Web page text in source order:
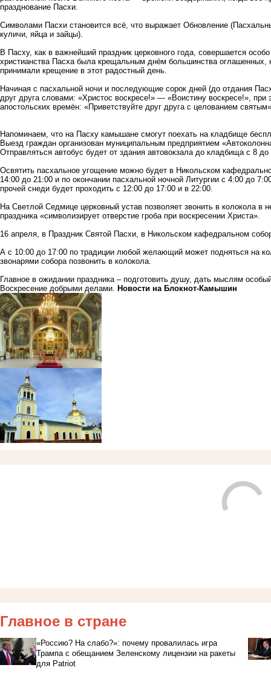
празднование Пасхи.
Символами Пасхи становится всё, что выражает Обновление
куличи, яйца и зайцы).
В Пасху, как в важнейший праздник церковного года, совершается
христианства Пасха была крещальным днём большинства оглашенных,
принимали крещение в этот радостный день.
Начиная с пасхальной ночи и последующие сорок дней (до отдания
друг друга словами: «Христос воскресе!» — «Воистину воскресе!», при
апостольских времён: «Приветствуйте друг друга с целованием
Напоминаем, что на Пасху камышане смогут поехать на кладбище
Выезд граждан организован муниципальным предприятием
Отправляться автобус будет от здания автовокзала до кладбища с 8 до
Освятить пасхальное угощение можно будет в Никольском
14:00 до 21:00 и по окончании пасхальной ночной Литургии с 4:00 до
прочей снеди будет проходить с 12:00 до 17:00 и в 22:00.
На Светлой Седмице церковный устав позволяет звонить в колокола в
праздника «символизирует отверстие гроба при воскресении Христа».
16 апреля, в Праздник Святой Пасхи, в Никольском кафедральном
А с 10:00 до 17:00 по традиции любой желающий может подняться на
звонарями собора позвонить в колокола.
Главное в ожидании праздника – подготовить душу, дать мыслям
Воскресение добрыми делами. Новости на Блoкнoт-Камышин
Главное в стране
«Россию? На слабо?»: почему провалилась игра
Трампа с обещанием Зеленскому лицензии на ракеты
для Patriot